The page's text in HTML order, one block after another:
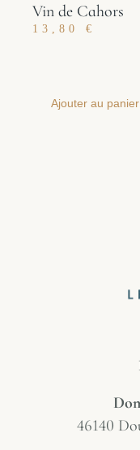
Vin de Cahors
13,80 €
Ajouter au panier
46140